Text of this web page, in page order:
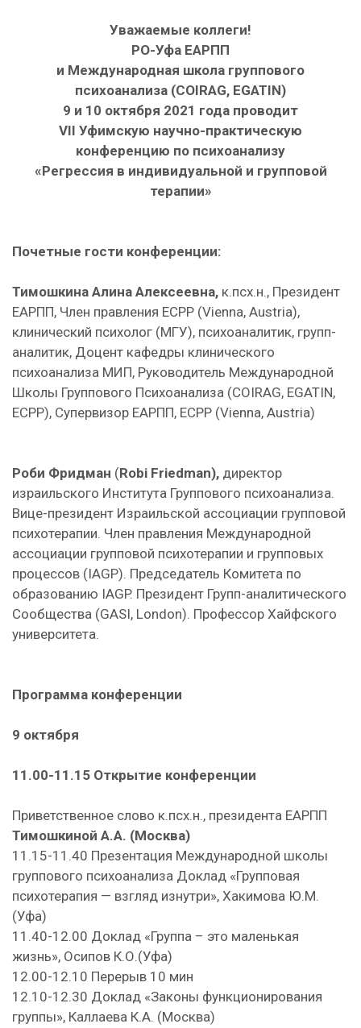
Уважаемые коллеги!
РО-Уфа ЕАРПП
и Международная школа группового
психоанализа (COIRAG, EGATIN)
9 и 10 октября 2021 года проводит
VII Уфимскую научно-практическую
конференцию по психоанализу
«Регрессия в индивидуальной и групповой
терапии»
Почетные гости конференции:
Тимошкина Алина Алексеевна, к.псх.н., Президент
ЕАРПП, Член правления ECPP (Vienna, Austria),
клинический психолог (МГУ), психоаналитик, групп-
аналитик, Доцент кафедры клинического
психоанализа МИП, Руководитель Международной
Школы Группового Психоанализа (COIRAG, EGATIN,
ECPP), Супервизор ЕАРПП, ECPP (Vienna, Austria)
Роби Фридман (Robi Friеdman), директор
израильского Института Группового психоанализа.
Вице-президент Израильской ассоциации групповой
психотерапии. Член правления Международной
ассоциации групповой психотерапии и групповых
процессов (IAGP). Председатель Комитета по
образованию IAGP. Президент Групп-аналитического
Сообщества (GASI, London). Профессор Хайфского
университета.
Программа конференции
9 октября
11.00-11.15 Открытие конференции
Приветственное слово к.псх.н., президента ЕАРПП
Тимошкиной А.А. (Москва)
11.15-11.40 Презентация Международной школы
группового психоанализа Доклад «Групповая
психотерапия — взгляд изнутри», Хакимова Ю.М.
(Уфа)
11.40-12.00 Доклад «Группа – это маленькая
жизнь», Осипов К.О.(Уфа)
12.00-12.10 Перерыв 10 мин
12.10-12.30 Доклад «Законы функционирования
группы», Каллаева К.А. (Москва)